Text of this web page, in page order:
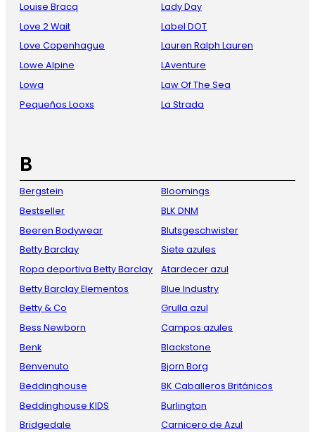
Louise Bracq
Love 2 Wait
Love Copenhague
Lowe Alpine
Lowa
Pequeños Looxs
Lady Day
Label DOT
Lauren Ralph Lauren
LAventure
Law Of The Sea
La Strada
B
Bergstein
Bestseller
Beeren Bodywear
Betty Barclay
Ropa deportiva Betty Barclay
Betty Barclay Elementos
Betty & Co
Bess Newborn
Benk
Benvenuto
Beddinghouse
Beddinghouse KIDS
Bridgedale
Bloomings
BLK DNM
Blutsgeschwister
Siete azules
Atardecer azul
Blue Industry
Grulla azul
Campos azules
Blackstone
Bjorn Borg
BK Caballeros Británicos
Burlington
Carnicero de Azul